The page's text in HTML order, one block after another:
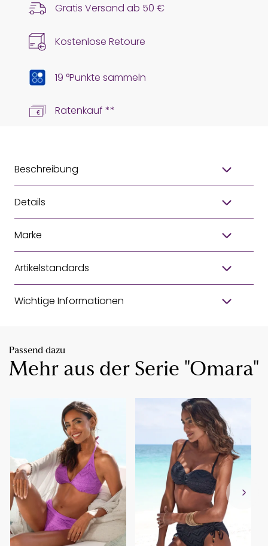
Gratis Versand ab 50 €
Kostenlose Retoure
19 °Punkte sammeln
Ratenkauf **
Beschreibung
Details
Marke
Artikelstandards
Wichtige Informationen
Passend dazu
Mehr aus der Serie "Omara"